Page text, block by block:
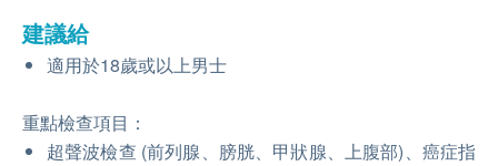
建議給
適用於18歲或以上男士
重點檢查項目：
超聲波檢查 (前列腺、膀胱、甲狀腺、上腹部)、癌症指